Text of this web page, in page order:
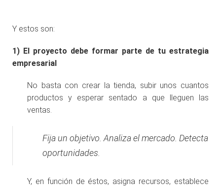
Y estos son:
1) El proyecto debe formar parte de tu estrategia
empresarial
No basta con crear la tienda, subir unos cuantos
productos y esperar sentado a que lleguen las
ventas.
Fija un objetivo. Analiza el mercado. Detecta
oportunidades.
Y, en función de éstos, asigna recursos, establece